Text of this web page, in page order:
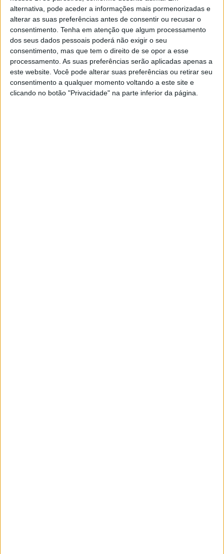
alternativa, pode aceder a informações mais pormenorizadas e
alterar as suas preferências antes de consentir ou recusar o
consentimento. Tenha em atenção que algum processamento
dos seus dados pessoais poderá não exigir o seu
consentimento, mas que tem o direito de se opor a esse
processamento. As suas preferências serão aplicadas apenas a
este website. Você pode alterar suas preferências ou retirar seu
consentimento a qualquer momento voltando a este site e
clicando no botão "Privacidade" na parte inferior da página.
futuro. Deixemos então de conversa e apresentemos as
heroínas em questão…